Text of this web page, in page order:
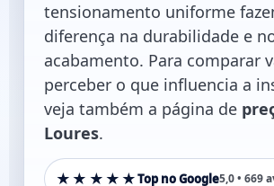
tensionamento uniforme
diferença na durabilidade e
acabamento. Para comparar
perceber o que influencia a
veja também a página de
Loures.
★★★★★Top no Google5,0 • 669